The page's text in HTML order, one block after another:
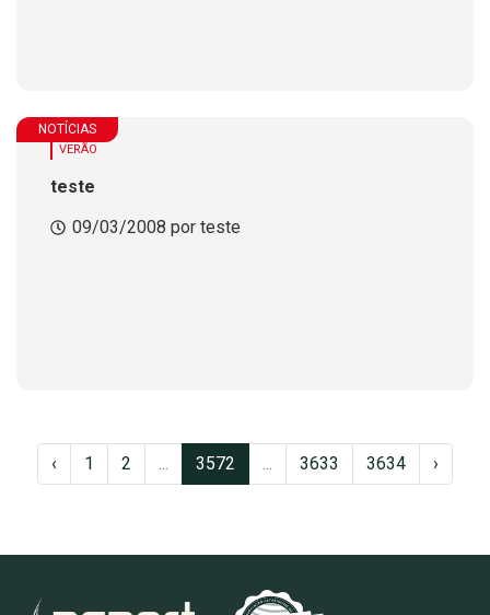
NOTÍCIAS
VERÃO
teste
09/03/2008 por teste
‹ 1 2 ... 3572 ... 3633 3634 ›